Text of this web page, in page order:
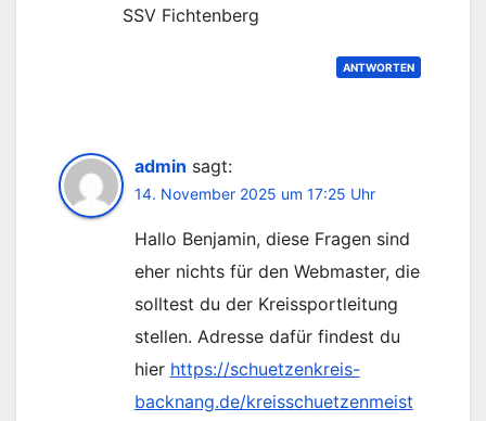
SSV Fichtenberg
ANTWORTEN
admin sagt:
14. November 2025 um 17:25 Uhr
Hallo Benjamin, diese Fragen sind
eher nichts für den Webmaster, die
solltest du der Kreissportleitung
stellen. Adresse dafür findest du
hier https://schuetzenkreis-
backnang.de/kreisschuetzenmeist